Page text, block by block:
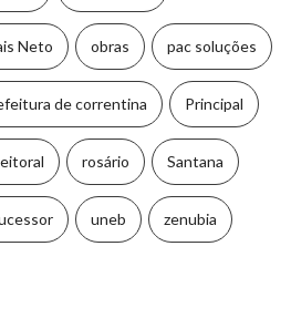
Neto obras pac soluções
de correntina Principal
rosário Santana
uneb zenubia